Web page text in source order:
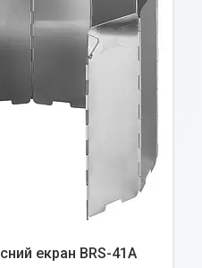
екран BRS-41A